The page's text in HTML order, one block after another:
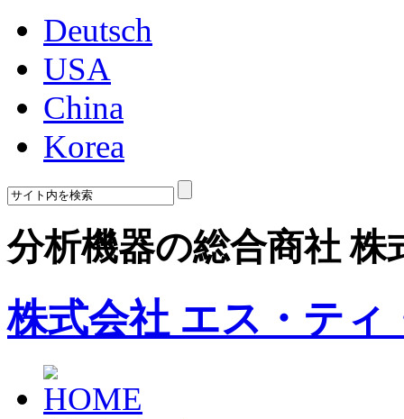
Deutsch
USA
China
Korea
分析機器の総合商社
株式会社 エス・ティ